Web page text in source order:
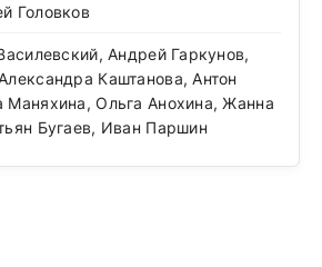
Головков
Андрей Гаркунов,
Каштанова, Антон
Маняхина, Ольга Анохина, Жанна
Бугаев, Иван Паршин